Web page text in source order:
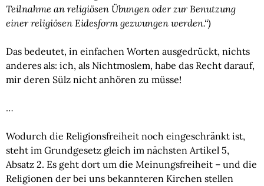
Teilnahme an religiösen Übungen oder zur Benutzung
einer religiösen Eidesform gezwungen werden.“)
Das bedeutet, in einfachen Worten ausgedrückt, nichts
anderes als: ich, als Nichtmoslem, habe das Recht darauf,
mir deren Sülz nicht anhören zu müsse!
…
Wodurch die Religionsfreiheit noch eingeschränkt ist,
steht im Grundgesetz gleich im nächsten Artikel 5,
Absatz 2. Es geht dort um die Meinungsfreiheit – und die
Religionen der bei uns bekannteren Kirchen stellen